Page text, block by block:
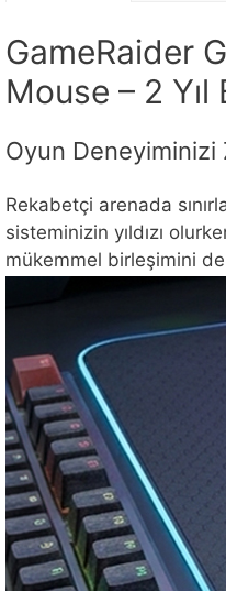
GameRaider
Mouse – 2
Oyun Deneyiminizi
Rekabetçi arenada
sisteminizin yıldızı
mükemmel birleşimini